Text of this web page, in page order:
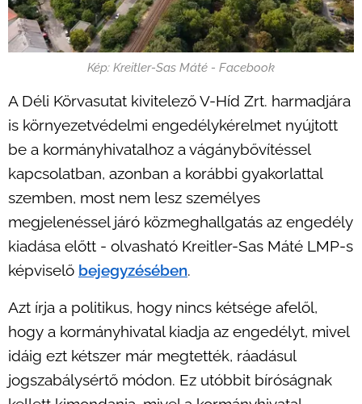
Kép: Kreitler-Sas Máté - Facebook
A Déli Körvasutat kivitelező V-Híd Zrt. harmadjára
is környezetvédelmi engedélykérelmet nyújtott
be a kormányhivatalhoz a vágánybővítéssel
kapcsolatban, azonban a korábbi gyakorlattal
szemben, most nem lesz személyes
megjelenéssel járó közmeghallgatás az engedély
kiadása előtt - olvasható Kreitler-Sas Máté LMP-s
képviselő bejegyzésében.
Azt írja a politikus, hogy nincs kétsége afelől,
hogy a kormányhivatal kiadja az engedélyt, mivel
idáig ezt kétszer már megtették, ráadásul
jogszabálysértő módon. Ez utóbbit bíróságnak